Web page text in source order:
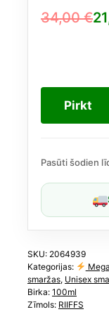
34,00€
Original
34,00 €.
Current
21,78 €.
Pirkt
Pasūti šodien
SKU: 2064939
Kategorijas:
smaržas, Unisex
Birka: 100ml
Zīmols: RIIFFS